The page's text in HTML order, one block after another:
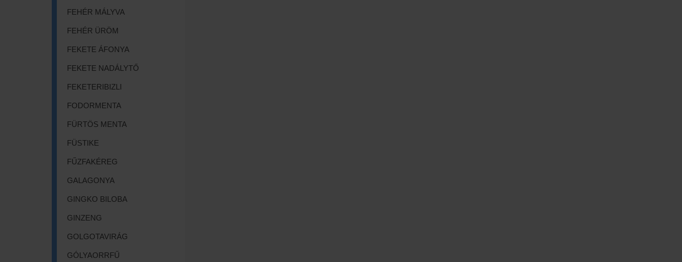
FEHÉR MÁLYVA
FEHÉR ÜRÖM
FEKETE ÁFONYA
FEKETE NADÁLYTŐ
FEKETERIBIZLI
FODORMENTA
FÜRTÖS MENTA
FÜSTIKE
FŰZFAKÉREG
GALAGONYA
GINGKO BILOBA
GINZENG
GOLGOTAVIRÁG
GÓLYAORRFŰ